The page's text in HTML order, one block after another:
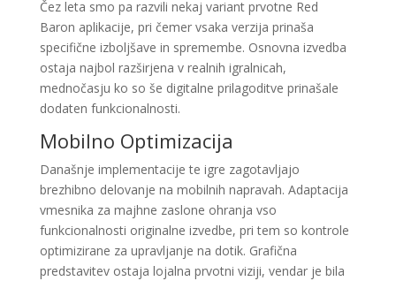
Čez leta smo pa razvili nekaj variant prvotne Red
Baron aplikacije, pri čemer vsaka verzija prinaša
specifične izboljšave in spremembe. Osnovna izvedba
ostaja najbol razširjena v realnih igralnicah,
mednočasju ko so še digitalne prilagoditve prinašale
dodaten funkcionalnosti.
Mobilno Optimizacija
Današnje implementacije te igre zagotavljajo
brezhibno delovanje na mobilnih napravah. Adaptacija
vmesnika za majhne zaslone ohranja vso
funkcionalnosti originalne izvedbe, pri tem so kontrole
optimizirane za upravljanje na dotik. Grafična
predstavitev ostaja lojalna prvotni viziji, vendar je bila